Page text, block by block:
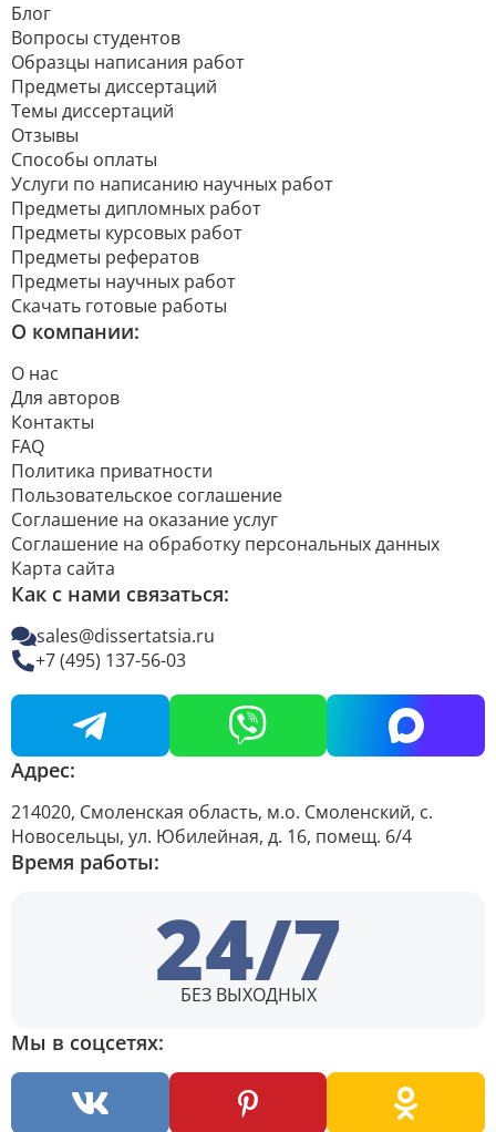
Блог
Вопросы студентов
Образцы написания работ
Предметы диссертаций
Темы диссертаций
Отзывы
Способы оплаты
Услуги по написанию научных работ
Предметы дипломных работ
Предметы курсовых работ
Предметы рефератов
Предметы научных работ
Скачать готовые работы
О компании:
О нас
Для авторов
Контакты
FAQ
Политика приватности
Пользовательское соглашение
Соглашение на оказание услуг
Соглашение на обработку персональных данных
Карта сайта
Как с нами связаться:
sales@dissertatsia.ru
+7 (495) 137-56-03
Адрес:
214020, Смоленская область, м.о. Смоленский, с.
Новосельцы, ул. Юбилейная, д. 16, помещ. 6/4
Время работы:
24/7
БЕЗ ВЫХОДНЫХ
Мы в соцсетях: